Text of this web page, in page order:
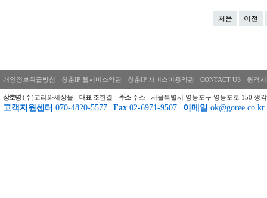
처음 이전
개인정보취급방침 청춘IP 웹서비스약관 청춘IP 서비스이용약관 CONTACT US 원격
상호명 (주)고리와세상을 대표 조한결 주소 주소 : 서울특별시 영등포구 영등포로 150 생
고객지원센터 070-4820-5577 Fax 02-6971-9507 이메일 ok@goree.co.kr